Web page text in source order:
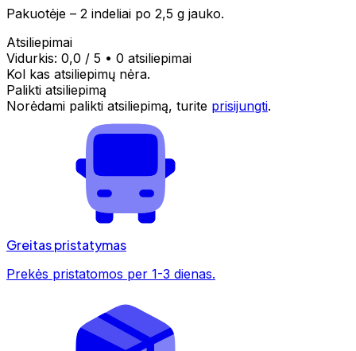
Pakuotėje – 2 indeliai po 2,5 g jauko.
Atsiliepimai
Vidurkis: 0,0 / 5 • 0 atsiliepimai
Kol kas atsiliepimų nėra.
Palikti atsiliepimą
Norėdami palikti atsiliepimą, turite prisijungti.
Greitas pristatymas
Prekės pristatomos per 1-3 dienas.